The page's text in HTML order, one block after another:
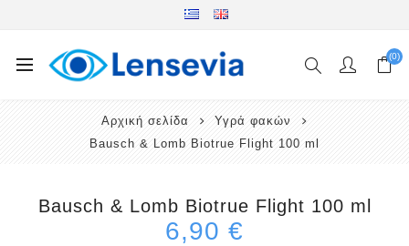
(0)
Αρχική σελίδα
Υγρά φακών
Bausch & Lomb Biotrue Flight 100 ml
Bausch & Lomb Biotrue Flight 100 ml
6,90 €